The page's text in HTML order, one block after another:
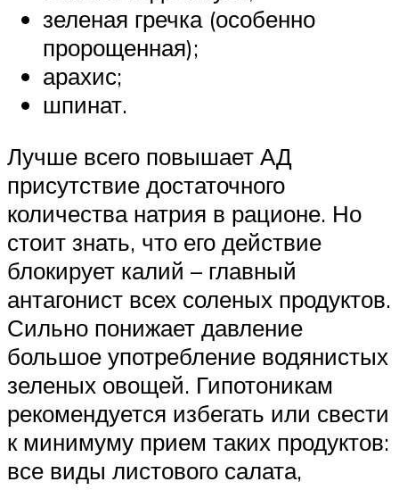
зеленая гречка (особенно
пророщенная);
арахис;
шпинат.
Лучше всего повышает АД
присутствие достаточного
количества натрия в рационе. Но
стоит знать, что его действие
блокирует калий – главный
антагонист всех соленых продуктов.
Сильно понижает давление
большое употребление водянистых
зеленых овощей. Гипотоникам
рекомендуется избегать или свести
к минимуму прием таких продуктов:
все виды листового салата,